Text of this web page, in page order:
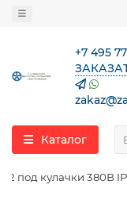
+7 495
Каталог
под кулачки 380В